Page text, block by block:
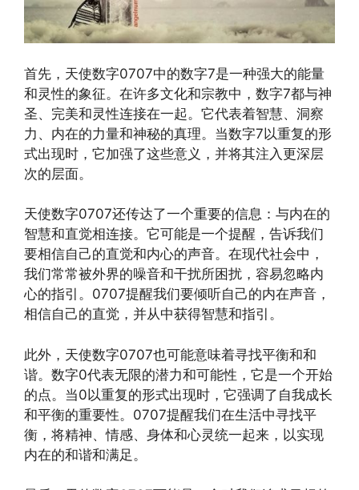
首先，天使数字0707中的数字7是一种强大的能量
和灵性的象征。在许多文化和宗教中，数字7都与神
圣、完美和灵性连接在一起。它代表着智慧、洞察
力、内在的力量和神秘的真理。当数字7以重复的形
式出现时，它加强了这些意义，并将其注入更深层
次的层面。
天使数字0707还传达了一个重要的信息：与内在的
智慧和直觉相连接。它可能是一个提醒，告诉我们
要相信自己的直觉和内心的声音。在现代社会中，
我们常常被外界的噪音和干扰所困扰，容易忽略内
心的指引。0707提醒我们要倾听自己的内在声音，
相信自己的直觉，并从中获得智慧和指引。
此外，天使数字0707也可能意味着寻找平衡和和
谐。数字0代表无限的潜力和可能性，它是一个开始
的点。当0以重复的形式出现时，它强调了自我成长
和平衡的重要性。0707提醒我们在生活中寻找平
衡，将精神、情感、身体和心灵统一起来，以实现
内在的和谐和满足。